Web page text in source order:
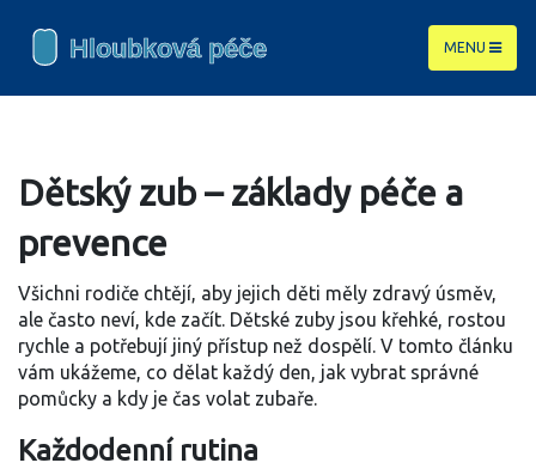
MENU
Dětský zub – základy péče a
prevence
Všichni rodiče chtějí, aby jejich děti měly zdravý úsměv,
ale často neví, kde začít. Dětské zuby jsou křehké, rostou
rychle a potřebují jiný přístup než dospělí. V tomto článku
vám ukážeme, co dělat každý den, jak vybrat správné
pomůcky a kdy je čas volat zubaře.
Každodenní rutina